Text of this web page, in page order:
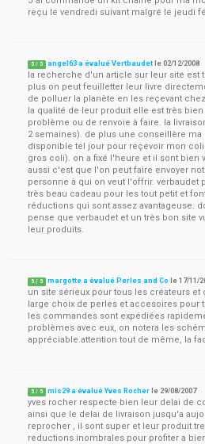
reçu le vendredi suivant malgré le jeudi
5 / 5 angel63 a évalué Vertbaudet le02/12/2008
la recherche d'un article sur leur site est
plus on peut feuilletter leur livre
de polluer la planète en les reçevant
la qualité de leur produit elle est très
problème ou de renvoie à faire. la
2 semaines). de plus une conseillère
disponible tel jour pour reçevoir mon
gros coli). on a fixé l'heure et il sont bien
aussi c'est que l'on peut faire envoyer
personne à qui on veut l'offrir. verbaudet
très beau cadeau pour les tout petit et
réductions qui sont assez avantageuse.
pense que verbaudet et un très bon site
leur produits.
5 / 5 margotte a évalué Perles and Co le17/11/
un site sérieux pour tous les créateurs et
large choix de perles et accesoires pour
les commandes sont expédiées
problèmes avec eux, on notera les
appréciable.attention tout de même, la
5 / 5 mis29 a évalué Yves Rocher le 29/08/2007
yves rocher respecte bien leur delai de
ainsi que le delai de livraison jusqu'a
reprocher , il sont super et leur produit
reductions inombrales pour profiter a